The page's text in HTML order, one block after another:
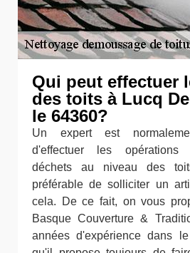
Qui peut effectuer
des toits à Lucq
le 64360?
Un expert est
d'effectuer les opérations
déchets au niveau des
préférable de solliciter un
cela. De ce fait, on vous
Basque Couverture &
années d'expérience dans